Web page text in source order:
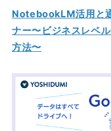
NotebookLM活用と
ナー〜ビジネスレベ
方法〜